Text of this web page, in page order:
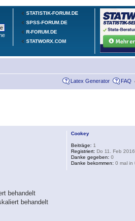
STATISTIK-FORUM.DE
SPSS-FORUM.DE
R-FORUM.DE
STATWORX.COM
Latex Generator FAQ
behandelt
behandelt
Cookey
Beiträge: 1
Registriert: Do 11. Feb
Danke gegeben: 0
Danke bekommen: 0 mal in